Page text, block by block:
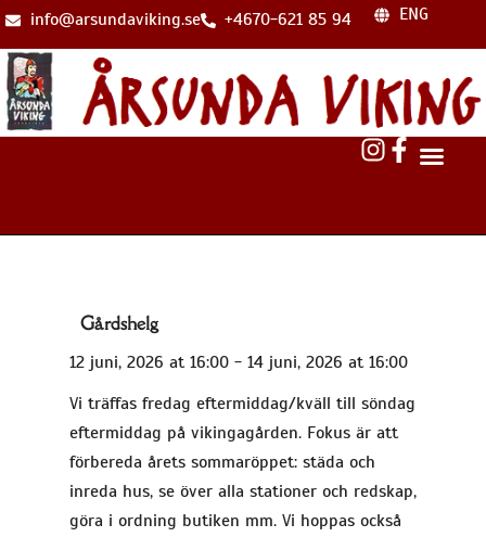
info@arsundaviking.se +4670-621 85 94 ENG
Gårdshelg
12 juni, 2026 at 16:00 - 14 juni, 2026 at 16:00
Vi träffas fredag eftermiddag/kväll till söndag
eftermiddag på vikingagården. Fokus är att
förbereda årets sommaröppet: städa och
inreda hus, se över alla stationer och redskap,
göra i ordning butiken mm. Vi hoppas också